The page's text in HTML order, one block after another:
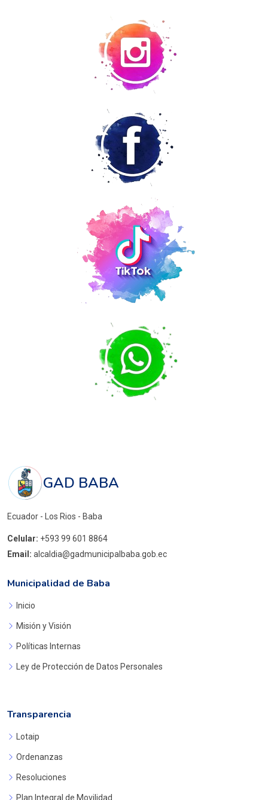
GAD BABA
Ecuador - Los Rios - Baba
Celular: +593 99 601 8864
Email: alcaldia@gadmunicipalbaba.gob.ec
Municipalidad de Baba
Inicio
Misión y Visión
Políticas Internas
Ley de Protección de Datos Personales
Transparencia
Lotaip
Ordenanzas
Resoluciones
Plan Integral de Movilidad